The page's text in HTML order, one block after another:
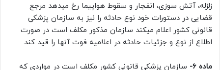
زلزله، آتش سوزی، انفجار و سقوط هواپیما رخ میدهد مرجع
قضایی در دستورات خود نوع حادثه را نیز به سازمان پزشکی
قانونی کشور اعلام میکند سازمان مذکور مکلف است در صورت
اطلاع از نوع و جزئیات حادثه در اعلامیه فوت آنها را قید کند.
ماده ۶- سازمان پزشکی قانونی کشور مکلف است در مواردی که